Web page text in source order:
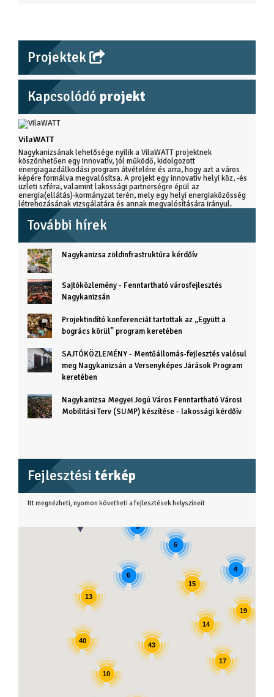
Projektek
Kapcsolódó projekt
VilaWATT
Nagykanizsának lehetősége nyílik a VilaWATT projektnek
köszönhetően egy innovatív, jól működő, kidolgozott
energiagazdálkodási program átvételére és arra, hogy azt a város
képére formálva megvalósítsa. A projekt egy innovatív helyi köz, -és
üzleti szféra, valamint lakossági partnerségre épül az
energia(ellátás)-kormányzat terén, mely egy helyi energiaközösség
létrehozásának vizsgálatára és annak megvalósítására irányul.
További hírek
Nagykanizsa zöldinfrastruktúra kérdőív
Sajtóközlemény - Fenntartható városfejlesztés
Nagykanizsán
Projektindító konferenciát tartottak az „Együtt a
bogrács körül” program keretében
SAJTÓKÖZLEMÉNY - Mentőállomás-fejlesztés valósul
meg Nagykanizsán a Versenyképes Járások Program
keretében
Nagykanizsa Megyei Jogú Város Fenntartható Városi
Mobilitási Terv (SUMP) készítése - lakossági kérdőív
Fejlesztési térkép
Itt megnézheti, nyomon követheti a fejlesztések helyszíneit
17
40
43
19
6
13
15
4
6
3
14
10